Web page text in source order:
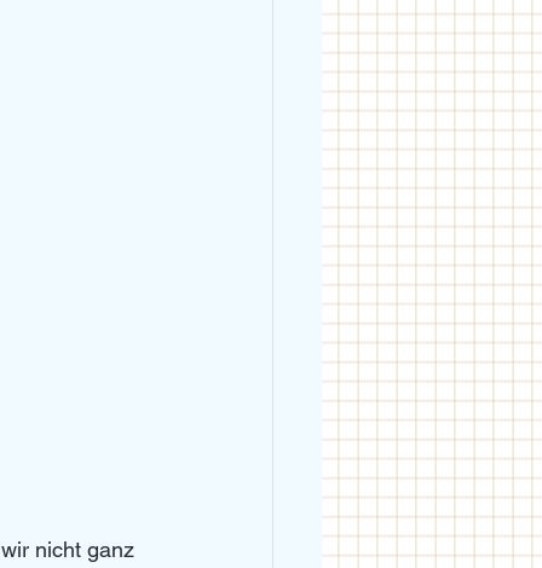
nicht ganz